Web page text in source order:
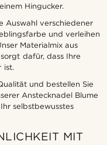
Hingucker.
Auswahl verschiedener
und verleihen
Materialmix aus
dafür, dass Ihre
ist.
und bestellen Sie
Anstecknadel Blume
selbstbewusstes
MIT